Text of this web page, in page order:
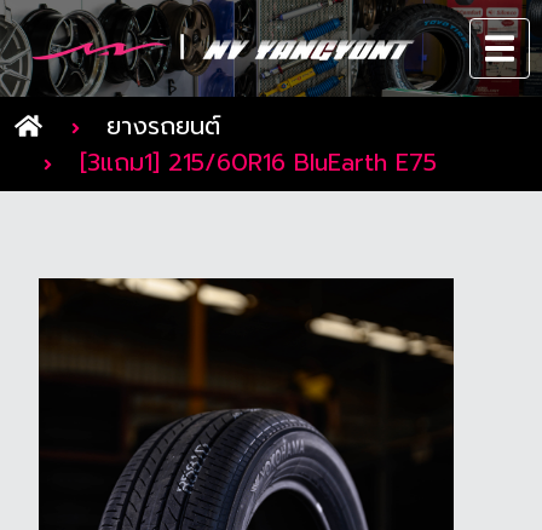
ยางรถยนต์
[3แถม1] 215/60R16 BluEarth E75